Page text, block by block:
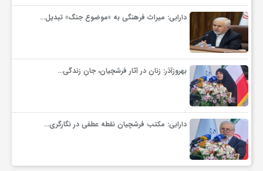
دارابی: میراث‌ فرهنگی به «موضوع جنگ» تبدیل…
بهروزآذر: زنان در آثار فرشچیان، جانِ زندگی…
دارابی: مکتب فرشچیان نقطه عطفی در نگارگری…